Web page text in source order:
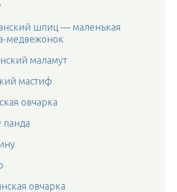
шпиц — маленькая
медвежонок
маламут
мастиф
овчарка
панда
овчарка